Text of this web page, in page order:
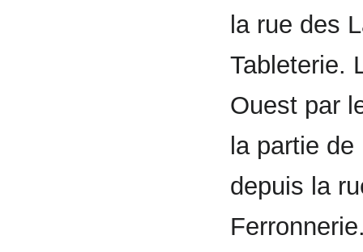
la rue des
Tableterie.
Ouest par
la partie
depuis la